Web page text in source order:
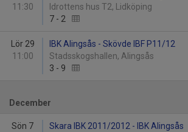
11:30
Idrottens hus T2, Lidköping
7 - 2
Lör 29
11:00
IBK Alingsås - Skövde IBF P11/12
Stadsskogshallen, Alingsås
3 - 9
December
Sön 7
Skara IBK 2011/2012 - IBK Alingsås